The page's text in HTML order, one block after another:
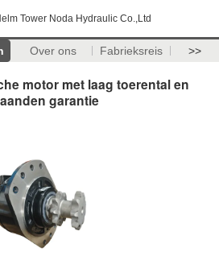
Tower Noda Hydraulic Co.,Ltd
Over ons Fabrieksreis >>
motor met laag toerental en
garantie